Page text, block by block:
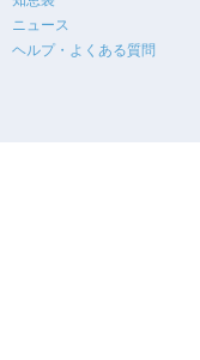
ニュース
ヘルプ・よくある質問